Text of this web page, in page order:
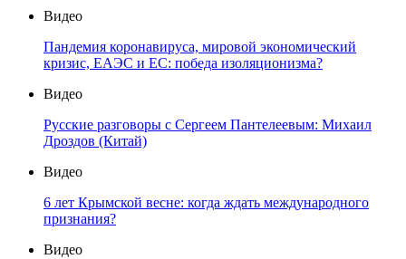
Видео
Пандемия коронавируса, мировой экономический
кризис, ЕАЭС и ЕС: победа изоляционизма?
Видео
Русские разговоры с Сергеем Пантелеевым: Михаил
Дроздов (Китай)
Видео
6 лет Крымской весне: когда ждать международного
признания?
Видео